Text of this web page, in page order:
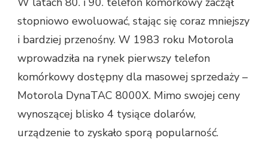
stopniowo ewoluować, stając się coraz mniejszy
i bardziej przenośny. W 1983 roku Motorola
wprowadziła na rynek pierwszy telefon
komórkowy dostępny dla masowej sprzedaży –
Motorola DynaTAC 8000X. Mimo swojej ceny
wynoszącej blisko 4 tysiące dolarów,
urządzenie to zyskało sporą popularność.